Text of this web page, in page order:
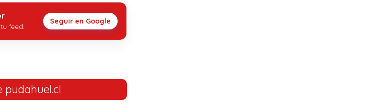
feed.
Seguir en Google
pudahuel.cl